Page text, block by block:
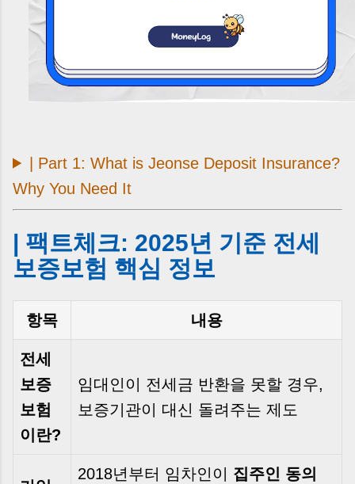
| Part 1: What is Jeonse Deposit Insurance?
Why You Need It
| 팩트체크: 2025년 기준 전세
보증보험 핵심 정보
항목 내용
전세
보증
보험
이란?
임대인이 전세금 반환을 못할 경우,
보증기관이 대신 돌려주는 제도
2018년부터 임차인이 집주인 동의